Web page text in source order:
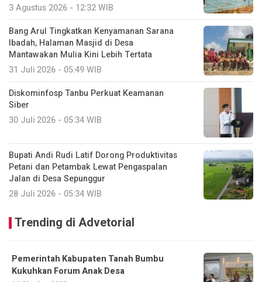
3 Agustus 2026 - 12:32 WIB
Bang Arul Tingkatkan Kenyamanan Sarana
Ibadah, Halaman Masjid di Desa
Mantawakan Mulia Kini Lebih Tertata
31 Juli 2026 - 05:49 WIB
Diskominfosp Tanbu Perkuat Keamanan
Siber
30 Juli 2026 - 05:34 WIB
Bupati Andi Rudi Latif Dorong Produktivitas
Petani dan Petambak Lewat Pengaspalan
Jalan di Desa Sepunggur
28 Juli 2026 - 05:34 WIB
Trending di Advetorial
Pemerintah Kabupaten Tanah Bumbu
Kukuhkan Forum Anak Desa